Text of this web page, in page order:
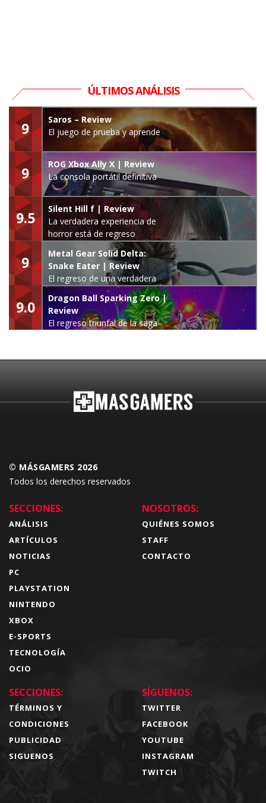
ÚLTIMOS ANÁLISIS
9
Saros – Review
El juego de prueba y aprende
9
ROG Xbox Ally X | Review
La consola portátil definitiva
9.5
Silent Hill f | Review
La verdadera experiencia de
horror está de regreso
9
Metal Gear Solid Delta:
Snake Eater | Review
El regreso de una verdadera
leyenda
9.0
Dragon Ball Sparking Zero |
Review
El regreso triunfal de la saga
© MÁSGAMERS 2026
Todos los derechos reservados
SECCIONES:
ANÁLISIS
ARTÍCULOS
NOTICIAS
PC
PLAYSTATION
NINTENDO
XBOX
E-SPORTS
TECNOLOGÍA
OCIO
NOSOTROS:
QUIÉNES SOMOS
STAFF
CONTACTO
SECCIONES:
TÉRMINOS Y
CONDICIONES
PUBLICIDAD
SIGUENOS
SÍGUENOS:
TWITTER
FACEBOOK
YOUTUBE
INSTAGRAM
TWITCH